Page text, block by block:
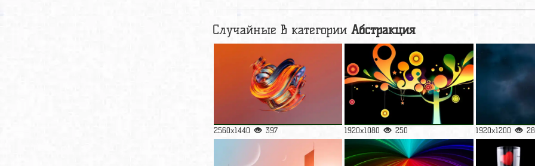
Случайные в категорииАбстракция
2560x1440 397 1920x1080 250 1920x1200